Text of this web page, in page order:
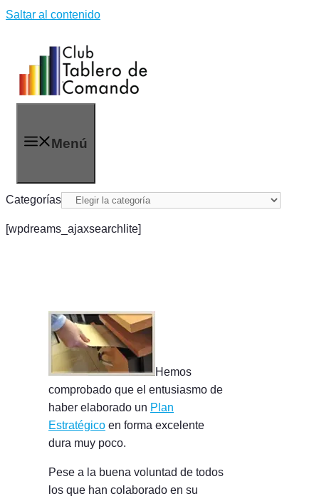
Saltar al contenido
Menú
Categorías
[wpdreams_ajaxsearchlite]
Hemos
comprobado que el entusiasmo de
haber elaborado un Plan
Estratégico en forma excelente
dura muy poco.
Pese a la buena voluntad de todos
los que han colaborado en su